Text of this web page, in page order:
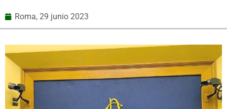
Roma, 29 junio 2023